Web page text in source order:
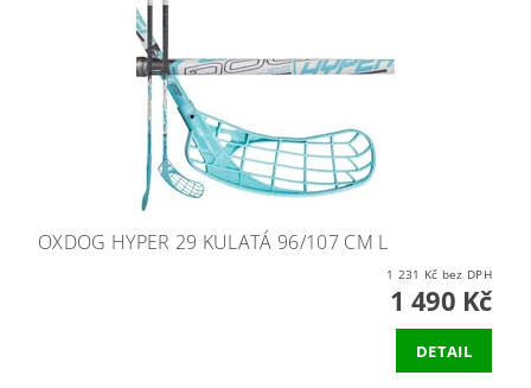
OXDOG HYPER 29 KULATÁ 96/107 CM L
1 231 Kč bez DPH
1 490 Kč
DETAIL